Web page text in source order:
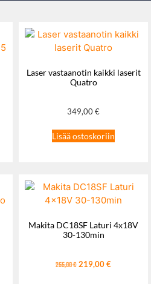
Laser vastaanotin kaikki laserit
Quatro
349,00€
Lisää ostoskoriin
Makita DC18SF Laturi 4x18V
30-130min
255,00€219,00€